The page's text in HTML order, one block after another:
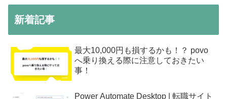
新着記事
最大10,000円も損するかも！？ povo
へ乗り換える際に注意しておきたい
事！
Power Automate Desktop | 転職サイト